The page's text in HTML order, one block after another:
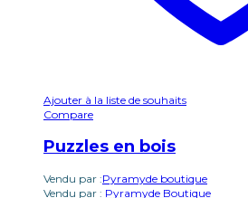
Ajouter à la liste de souhaits
Compare
Puzzles en bois
Vendu par :Pyramyde boutique
Vendu par : Pyramyde Boutique